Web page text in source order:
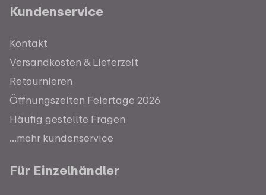
Kundenservice
Kontakt
Versandkosten & Lieferzeit
Retournieren
Öffnungszeiten Feiertage 2026
Häufig gestellte Fragen
...mehr kundenservice
Für Einzelhändler